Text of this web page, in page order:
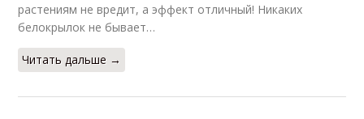
растениям не вредит, а эффект отличный! Никаких
белокрылок не бывает…
Читать дальше →